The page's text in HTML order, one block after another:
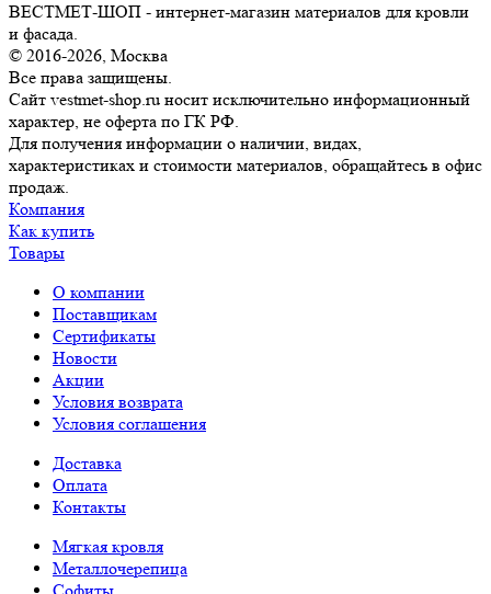
ВЕСТМЕТ-ШОП - интернет-магазин материалов для кровли
и фасада.
© 2016-2026, Москва
Все права защищены.
Сайт vestmet-shop.ru носит исключительно информационный
характер, не оферта по ГК РФ.
Для получения информации о наличии, видах,
характеристиках и стоимости материалов, обращайтесь в офис
продаж.
Компания
Как купить
Товары
О компании
Поставщикам
Сертификаты
Новости
Акции
Условия возврата
Условия соглашения
Доставка
Оплата
Контакты
Мягкая кровля
Металлочерепица